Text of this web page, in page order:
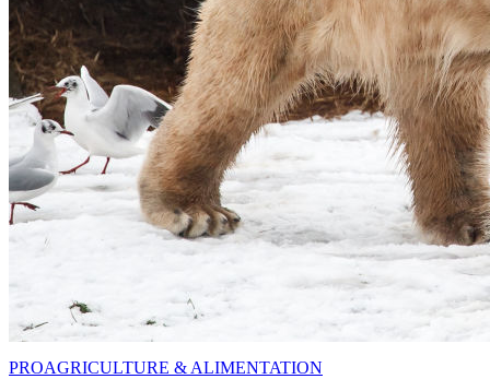
PROAGRICULTURE & ALIMENTATION